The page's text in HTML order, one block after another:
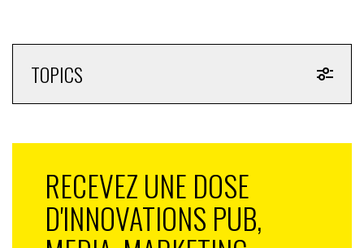
TOPICS
RECEVEZ UNE DOSE
D'INNOVATIONS PUB,